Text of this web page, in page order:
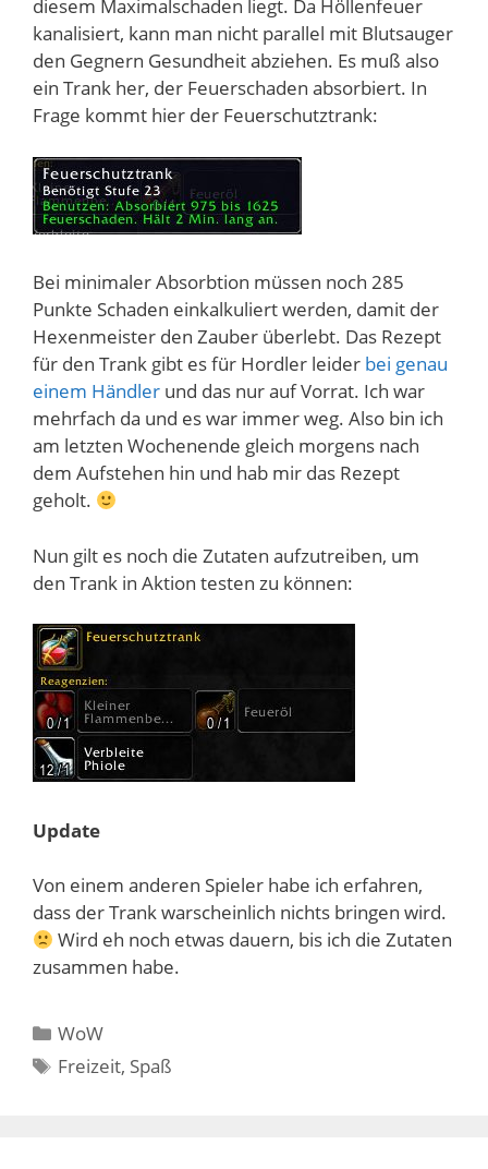
diesem Maximalschaden liegt. Da Höllenfeuer
kanalisiert, kann man nicht parallel mit Blutsauger
den Gegnern Gesundheit abziehen. Es muß also
ein Trank her, der Feuerschaden absorbiert. In
Frage kommt hier der Feuerschutztrank:
Bei minimaler Absorbtion müssen noch 285
Punkte Schaden einkalkuliert werden, damit der
Hexenmeister den Zauber überlebt. Das Rezept
für den Trank gibt es für Hordler leider bei genau
einem Händler und das nur auf Vorrat. Ich war
mehrfach da und es war immer weg. Also bin ich
am letzten Wochenende gleich morgens nach
dem Aufstehen hin und hab mir das Rezept
geholt.
Nun gilt es noch die Zutaten aufzutreiben, um
den Trank in Aktion testen zu können:
Update
Von einem anderen Spieler habe ich erfahren,
dass der Trank warscheinlich nichts bringen wird.
Wird eh noch etwas dauern, bis ich die Zutaten
zusammen habe.
Kategorien
WoW
Schlagwörter
Freizeit, Spaß